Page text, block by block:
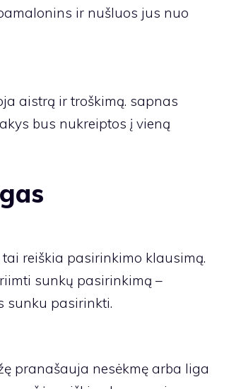
ir nušluos jus nuo
aistrą ir troškimą. sapnas
bus nukreiptos į vieną
reiškia pasirinkimo klausimą.
sunkų pasirinkimą –
sunku pasirinkti.
pranašauja nesėkmę arba liga